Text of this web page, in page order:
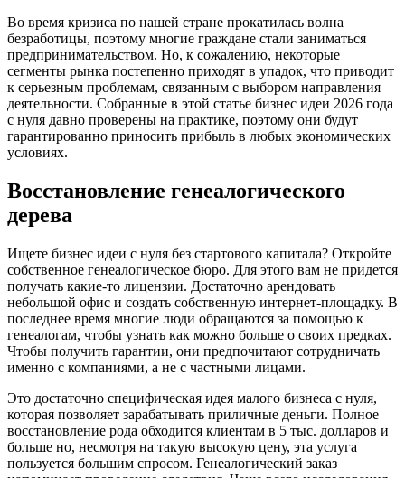
Во время кризиса по нашей стране прокатилась волна
безработицы, поэтому многие граждане стали заниматься
предпринимательством. Но, к сожалению, некоторые
сегменты рынка постепенно приходят в упадок, что приводит
к серьезным проблемам, связанным с выбором направления
деятельности. Собранные в этой статье бизнес идеи 2026 года
с нуля давно проверены на практике, поэтому они будут
гарантированно приносить прибыль в любых экономических
условиях.
Восстановление генеалогического
дерева
Ищете бизнес идеи с нуля без стартового капитала? Откройте
собственное генеалогическое бюро. Для этого вам не придется
получать какие-то лицензии. Достаточно арендовать
небольшой офис и создать собственную интернет-площадку. В
последнее время многие люди обращаются за помощью к
генеалогам, чтобы узнать как можно больше о своих предках.
Чтобы получить гарантии, они предпочитают сотрудничать
именно с компаниями, а не с частными лицами.
Это достаточно специфическая идея малого бизнеса с нуля,
которая позволяет зарабатывать приличные деньги. Полное
восстановление рода обходится клиентам в 5 тыс. долларов и
больше но, несмотря на такую высокую цену, эта услуга
пользуется большим спросом. Генеалогический заказ